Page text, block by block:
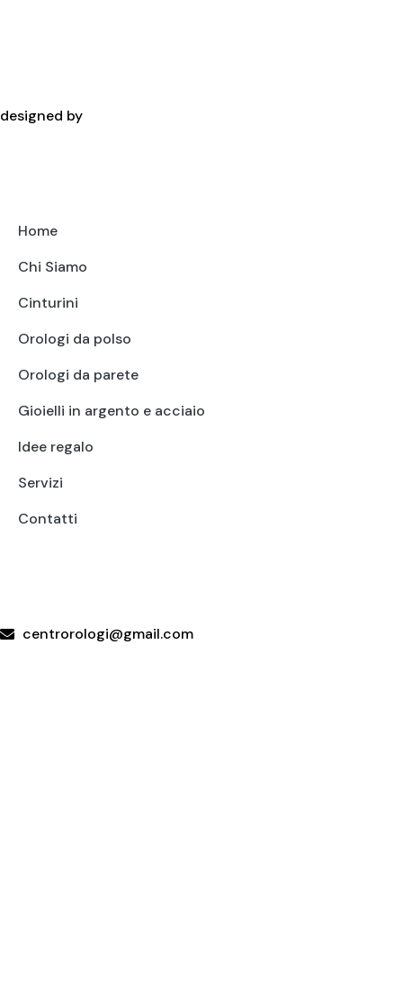
designed by
Home
Chi Siamo
Cinturini
Orologi da polso
Orologi da parete
Gioielli in argento e acciaio
Idee regalo
Servizi
Contatti
centrorologi@gmail.com